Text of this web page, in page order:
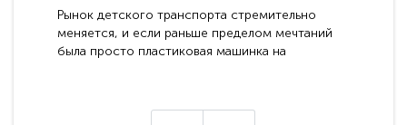
Рынок детского транспорта стремительно
меняется, и если раньше пределом мечтаний
была просто пластиковая машинка на